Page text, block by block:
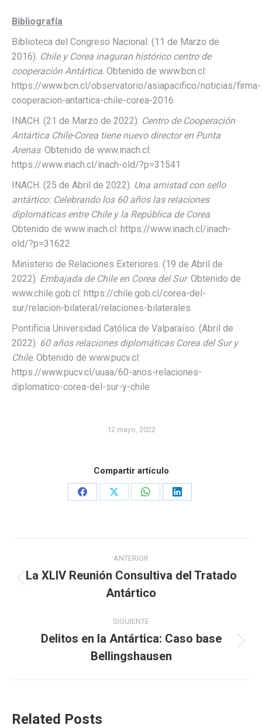
Bibliografía
Biblioteca del Congreso Nacional. (11 de Marzo de
2016). Chile y Corea inaguran histórico centro de
cooperación Antártica. Obtenido de www.bcn.cl:
https://www.bcn.cl/observatorio/asiapacifico/noticias/firma-
cooperacion-antartica-chile-corea-2016
INACH. (21 de Marzo de 2022). Centro de Cooperación
Antártica Chile-Corea tiene nuevo director en Punta
Arenas. Obtenido de www.inach.cl:
https://www.inach.cl/inach-old/?p=31541
INACH. (25 de Abril de 2022). Una amistad con sello
antártico: Celebrando los 60 años las relaciones
diplomáticas entre Chile y la República de Corea.
Obtenido de www.inach.cl: https://www.inach.cl/inach-
old/?p=31622
Ministerio de Relaciones Exteriores. (19 de Abril de
2022). Embajada de Chile en Corea del Sur. Obtenido de
www.chile.gob.cl: https://chile.gob.cl/corea-del-
sur/relacion-bilateral/relaciones-bilaterales
Pontificia Universidad Católica de Valparaíso. (Abril de
2022). 60 años relaciones diplomáticas Corea del Sur y
Chile. Obtenido de www.pucv.cl:
https://www.pucv.cl/uuaa/60-anos-relaciones-
diplomatico-corea-del-sur-y-chile
12 mayo, 2022
Compartir artículo
Share
Share
Share
Share
Navegación
entre
publicaciones
ANTERIOR
anterior:
La XLIV Reunión Consultiva del Tratado
Antártico
SIGUIENTE
siguiente:
Delitos en la Antártica: Caso base
Bellingshausen
Related Posts